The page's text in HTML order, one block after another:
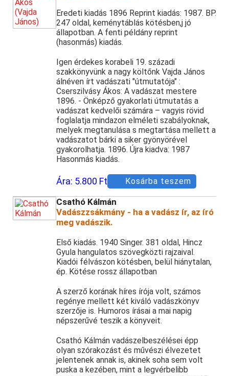
Eredeti kiadás 1896 Reprint kiadás: 1987. BP.
247 oldal, keménytáblás kötésben,j jó
állapotban. A fenti példány reprint
(hasonmás) kiadás.
Igen érdekes korabeli 19. századi
szakkönyvünk a nagy költőnk Vajda János
álnéven írt vadászati "útmutatója" :
Cserszilvásy Ákos: A vadászat mestere
1896. - Önképző gyakorlati útmutatás a
vadászat kedvelői számára – vagyis rövid
foglalatja mindazon elméleti szabályoknak,
melyek megtanulása s megtartása mellett a
vadászatot bárki a siker gyönyörével
gyakorolhatja. 1896. Újra kiadva: 1987
Hasonmás kiadás.
Ára: 5.800 Ft Kosárba teszem
Csathó Kálmán
Vadászzsákmány - ha a vadász ír, az író
meg vadászik.
Első kiadás. 1940 Singer. 381 oldal, Hincz
Gyula hangulatos szövegközti rajzaival.
Kiadói félvászon kötésben, belül hiánytalan,
ép. Kötése rossz állapotban
A szerző korának híres írója volt, számos
regénye mellett két kiváló vadászkönyv
szerzője is. Humoros írásai a mai napig
népszerűvé teszik a könyveit.
Csathó Kálmán vadászelbeszélései épp
olyan szórakozást és művészi élvezetet
jelentenek annak is, akinek soha sem volt
puska a kezében, mint a legvérbelibb